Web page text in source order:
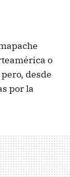
o
desde
por la